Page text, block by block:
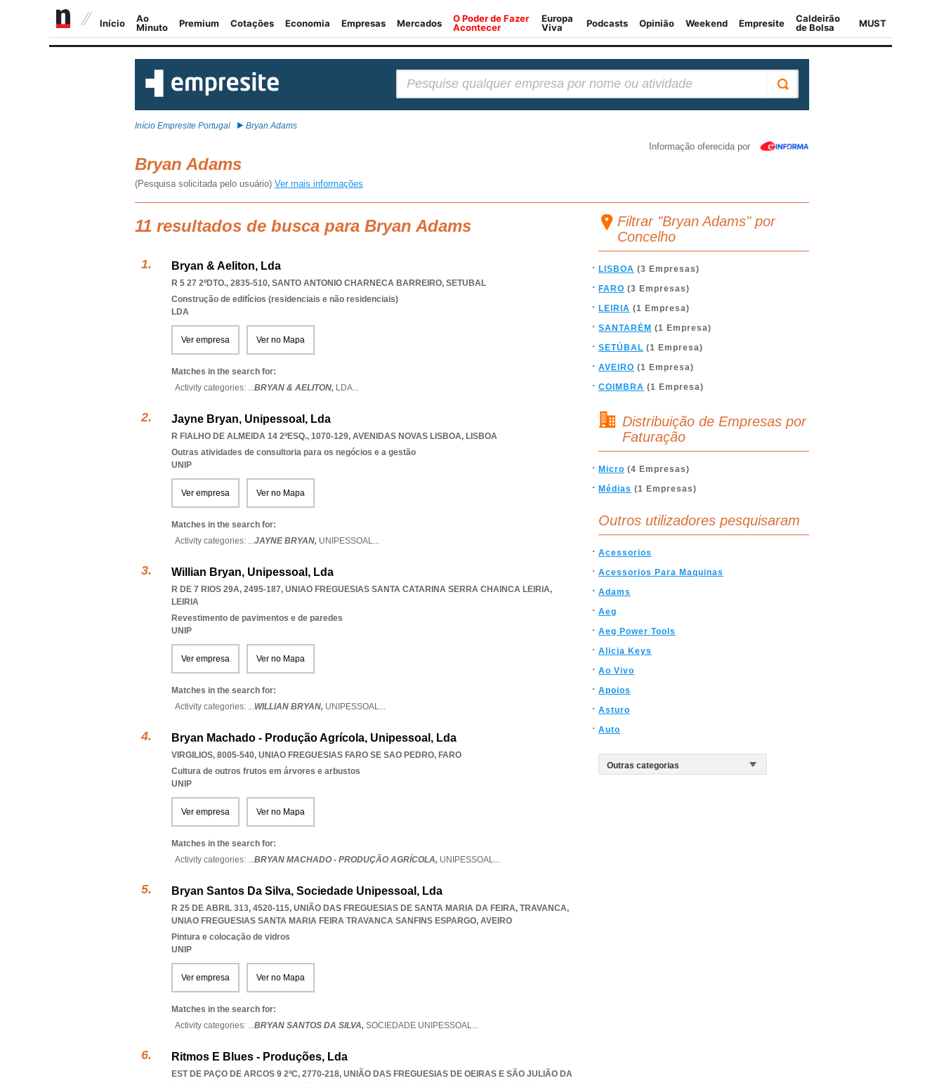
Início Empresite Portugal Bryan Adams
Informação oferecida por
Bryan Adams
(Pesquisa solicitada pelo usuário) Ver mais informações
11 resultados de busca para Bryan Adams
Bryan & Aeliton, Lda
R 5 27 2ºDTO., 2835-510, SANTO ANTONIO CHARNECA BARREIRO, SETUBAL
Construção de edifícios (residenciais e não residenciais)
LDA
Ver empresa Ver no Mapa
Matches in the search for:
Activity categories: ...BRYAN & AELITON, LDA...
Jayne Bryan, Unipessoal, Lda
R FIALHO DE ALMEIDA 14 2ºESQ., 1070-129, AVENIDAS NOVAS LISBOA, LISBOA
Outras atividades de consultoria para os negócios e a gestão
UNIP
Ver empresa Ver no Mapa
Matches in the search for:
Activity categories: ...JAYNE BRYAN, UNIPESSOAL...
Willian Bryan, Unipessoal, Lda
R DE 7 RIOS 29A, 2495-187, UNIAO FREGUESIAS SANTA CATARINA SERRA CHAINCA LEIRIA,
LEIRIA
Revestimento de pavimentos e de paredes
UNIP
Ver empresa Ver no Mapa
Matches in the search for:
Activity categories: ...WILLIAN BRYAN, UNIPESSOAL...
Bryan Machado - Produção Agrícola, Unipessoal, Lda
VIRGILIOS, 8005-540, UNIAO FREGUESIAS FARO SE SAO PEDRO, FARO
Cultura de outros frutos em árvores e arbustos
UNIP
Ver empresa Ver no Mapa
Matches in the search for:
Activity categories: ...BRYAN MACHADO - PRODUÇÃO AGRÍCOLA, UNIPESSOAL...
Bryan Santos Da Silva, Sociedade Unipessoal, Lda
R 25 DE ABRIL 313, 4520-115, UNIÃO DAS FREGUESIAS DE SANTA MARIA DA FEIRA, TRAVANCA,
UNIAO FREGUESIAS SANTA MARIA FEIRA TRAVANCA SANFINS ESPARGO, AVEIRO
Pintura e colocação de vidros
UNIP
Ver empresa Ver no Mapa
Matches in the search for:
Activity categories: ...BRYAN SANTOS DA SILVA, SOCIEDADE UNIPESSOAL...
Ritmos E Blues - Produções, Lda
EST DE PAÇO DE ARCOS 9 2ºC, 2770-218, UNIÃO DAS FREGUESIAS DE OEIRAS E SÃO JULIÃO DA
Filtrar "Bryan Adams" por
Concelho
LISBOA (3 Empresas)
FARO (3 Empresas)
LEIRIA (1 Empresa)
SANTARÉM (1 Empresa)
SETÚBAL (1 Empresa)
AVEIRO (1 Empresa)
COIMBRA (1 Empresa)
Distribuição de Empresas por
Faturação
Micro (4 Empresas)
Médias (1 Empresas)
Outros utilizadores pesquisaram
Acessorios
Acessorios Para Maquinas
Adams
Aeg
Aeg Power Tools
Alicia Keys
Ao Vivo
Apoios
Asturo
Auto